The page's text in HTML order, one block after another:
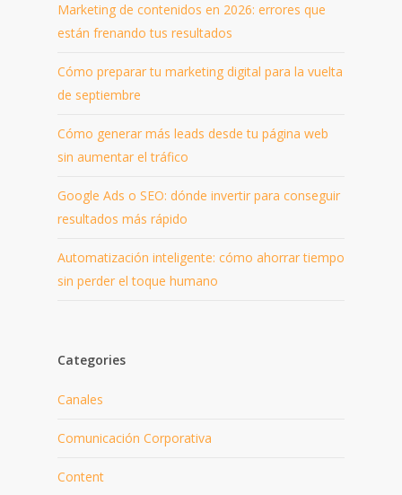
Marketing de contenidos en 2026: errores que
están frenando tus resultados
Cómo preparar tu marketing digital para la vuelta
de septiembre
Cómo generar más leads desde tu página web
sin aumentar el tráfico
Google Ads o SEO: dónde invertir para conseguir
resultados más rápido
Automatización inteligente: cómo ahorrar tiempo
sin perder el toque humano
Categories
Canales
Comunicación Corporativa
Content